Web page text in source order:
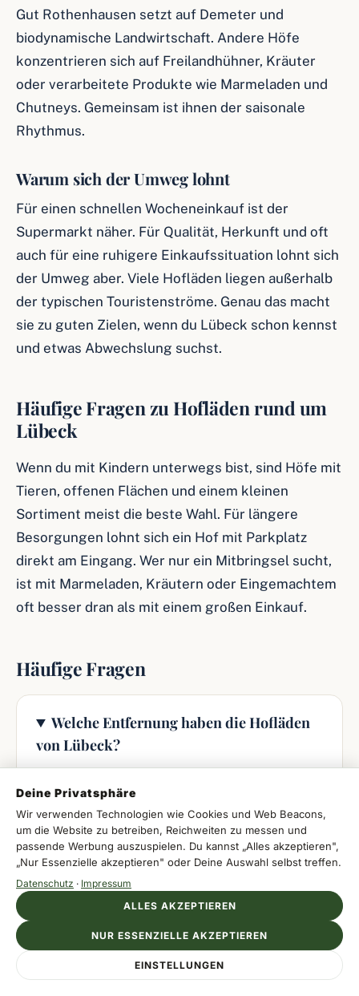
Gut Rothenhausen setzt auf Demeter und
biodynamische Landwirtschaft. Andere Höfe
konzentrieren sich auf Freilandhühner, Kräuter
oder verarbeitete Produkte wie Marmeladen und
Chutneys. Gemeinsam ist ihnen der saisonale
Rhythmus.
Warum sich der Umweg lohnt
Für einen schnellen Wocheneinkauf ist der
Supermarkt näher. Für Qualität, Herkunft und oft
auch für eine ruhigere Einkaufssituation lohnt sich
der Umweg aber. Viele Hofläden liegen außerhalb
der typischen Touristenströme. Genau das macht
sie zu guten Zielen, wenn du Lübeck schon kennst
und etwas Abwechslung suchst.
Häufige Fragen zu Hofläden rund um
Lübeck
Wenn du mit Kindern unterwegs bist, sind Höfe mit
Tieren, offenen Flächen und einem kleinen
Sortiment meist die beste Wahl. Für längere
Besorgungen lohnt sich ein Hof mit Parkplatz
direkt am Eingang. Wer nur ein Mitbringsel sucht,
ist mit Marmeladen, Kräutern oder Eingemachtem
oft besser dran als mit einem großen Einkauf.
Häufige Fragen
Welche Entfernung haben die Hofläden
von Lübeck?
der Hansestadt und sind von der Altstadt aus in
10 bis 30 Minuten mit dem Auto erreichbar.
Wann ist die beste Zeit, um die Hofläden
zu besuchen?
wenn Felder, Stände und Veranstaltungen am
meisten hergeben. Hoffeste finden besonders in
Spätsommer und Herbst statt.
Anzeige
HOTELES GALERIA PLAZA
Zentral. Verlässlich. Mexiko.
Deine Privatsphäre
Wir verwenden Technologien wie Cookies und Web Beacons,
um die Website zu betreiben, Reichweiten zu messen und
passende Werbung auszuspielen. Du kannst „Alles akzeptieren",
„Nur Essenzielle akzeptieren" oder Deine Auswahl selbst treffen.
Datenschutz · Impressum
EINSTELLUNGEN
NUR ESSENZIELLE AKZEPTIEREN
ALLES AKZEPTIEREN